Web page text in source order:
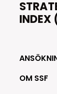
INDEX
OM SSF